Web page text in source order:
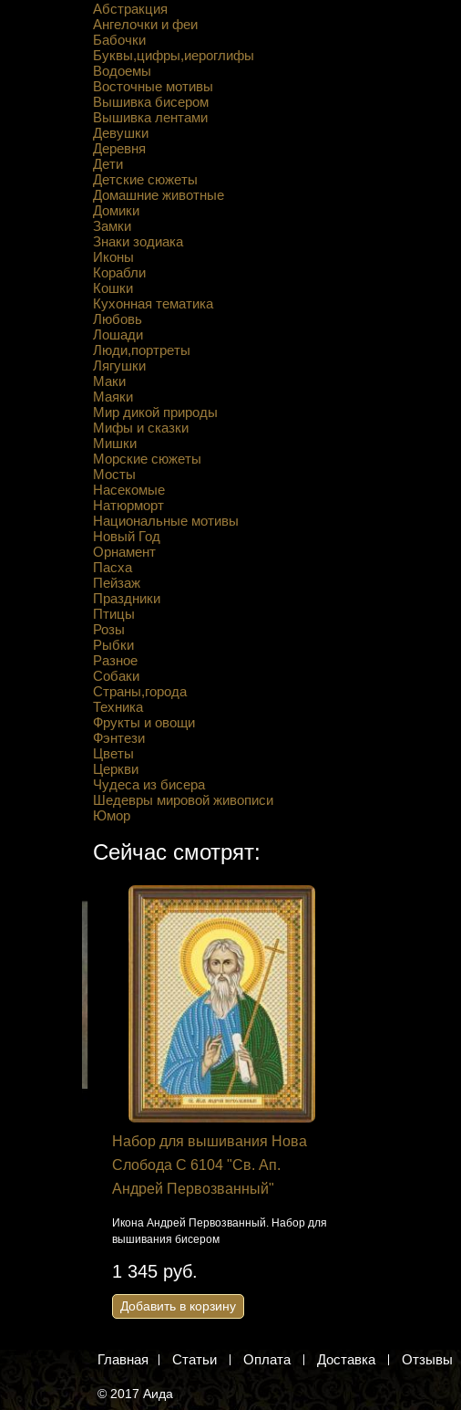
Абстракция
Ангелочки и феи
Бабочки
Буквы,цифры,иероглифы
Водоемы
Восточные мотивы
Вышивка бисером
Вышивка лентами
Девушки
Деревня
Дети
Детские сюжеты
Домашние животные
Домики
Замки
Знаки зодиака
Иконы
Корабли
Кошки
Кухонная тематика
Любовь
Лошади
Люди,портреты
Лягушки
Маки
Маяки
Мир дикой природы
Мифы и сказки
Мишки
Морские сюжеты
Мосты
Насекомые
Натюрморт
Национальные мотивы
Новый Год
Орнамент
Пасха
Пейзаж
Праздники
Птицы
Розы
Рыбки
Разное
Собаки
Страны,города
Техника
Фрукты и овощи
Фэнтези
Цветы
Церкви
Чудеса из бисера
Шедевры мировой живописи
Юмор
Сейчас смотрят:
Набор для вышивания Нова
Слобода С 6104 "Св. Ап.
Андрей Первозванный"
Икона Андрей Первозванный. Набор для
вышивания бисером
1 345 руб.
Добавить в корзину
Главная Статьи Оплата Доставка Отзывы
© 2017 Аида